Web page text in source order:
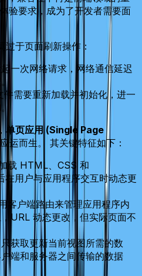
验要求，成为了开发者需要面
于页面刷新操作：
一次网络请求，网络通信延迟
需要重新加载并初始化，进一
单页应用 (Single Page
运而生。 其关键特征如下：
载 HTML、CSS 和
用户与应用程序交互时动态更
客户端路由来管理应用程序内
URL 动态更改，但实际页面不
获取更新当前视图所需的数
端和服务器之间传输的数据